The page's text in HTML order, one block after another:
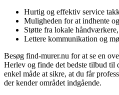
Hurtig og effektiv service
Muligheden for at indhente
Støtte fra lokale
Lettere kommunikation og
Besøg find-murer.nu for at se en
Herlev og finde det bedste tilbud til
enkel måde at sikre, at du får
der kender området indgående.